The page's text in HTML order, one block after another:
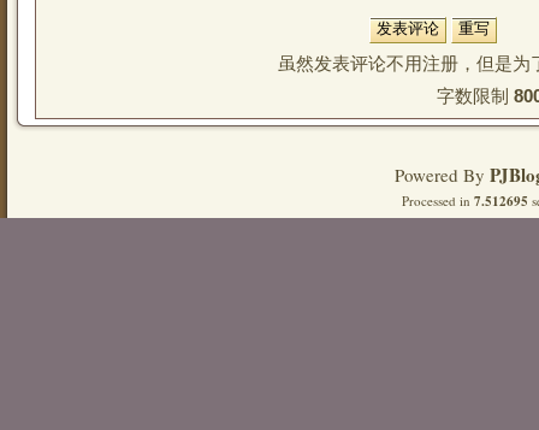
虽然发表评论不用注册，但是
字数限制
Powered By
Processed in 7.512695